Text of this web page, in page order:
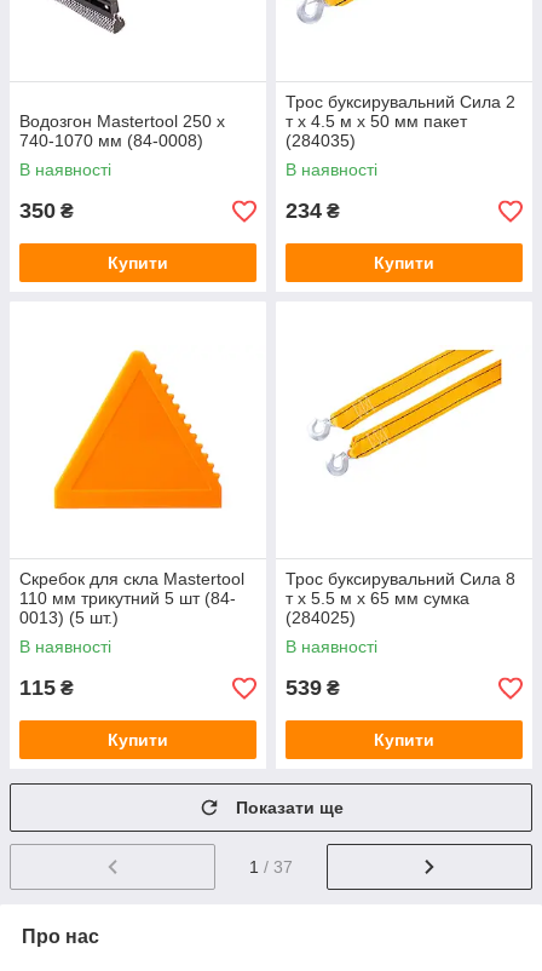
Водозгон Mastertool 250 x
740-1070 мм (84-0008)
В наявності
350 ₴
Купити
Трос буксирувальний Сила 2
т x 4.5 м x 50 мм пакет
(284035)
В наявності
234 ₴
Купити
Скребок для скла Mastertool
110 мм трикутний 5 шт (84-
0013) (5 шт.)
В наявності
115 ₴
Купити
Трос буксирувальний Сила 8
т x 5.5 м x 65 мм сумка
(284025)
В наявності
539 ₴
Купити
Показати ще
1 / 37
Про нас